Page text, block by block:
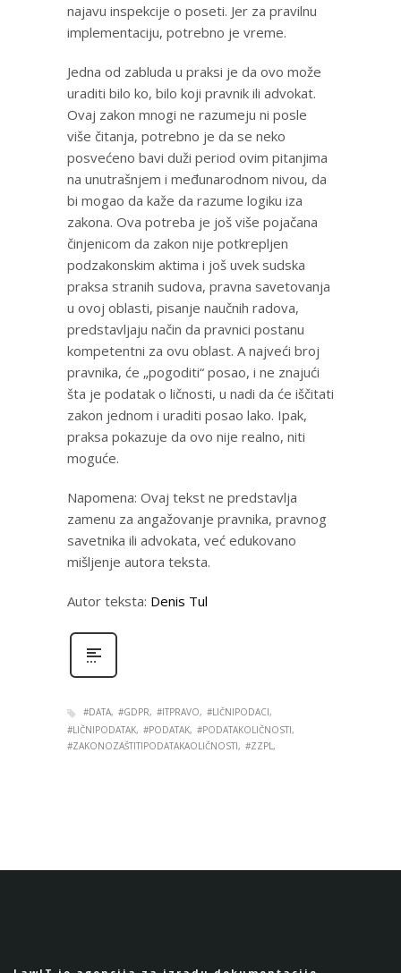
najavu inspekcije o poseti. Jer za pravilnu
implementaciju, potrebno je vreme.
Jedna od zabluda u praksi je da ovo može
uraditi bilo ko, bilo koji pravnik ili advokat.
Ovaj zakon mnogi ne razumeju ni posle
više čitanja, potrebno je da se neko
posvećeno bavi duži period ovim pitanjima
na unutrašnjem i međunarodnom nivou, da
bi mogao da kaže da razume logiku iza
zakona. Ova potreba je još više pojačana
činjenicom da zakon nije potkrepljen
podzakonskim aktima i još uvek sudska
praksa stranih sudova, pravna savetovanja
u ovoj oblasti, pisanje naučnih radova,
predstavljaju način da pravnici postanu
kompetentni za ovu oblast. A najveći broj
pravnika, će „pogoditi“ posao, i ne znajući
šta je podatak o ličnosti, u nadi da će iščitati
zakon jednom i uraditi posao lako. Ipak,
praksa pokazuje da ovo nije realno, niti
moguće.
Napomena: Ovaj tekst ne predstavlja
zamenu za angažovanje pravnika, pravnog
savetnika ili advokata, već edukovano
mišljenje autora teksta.
Autor teksta: Denis Tul
#DATA #GDPR #ITPRAVO
#LIČNIPODACI
#LIČNIPODATAK #PODATAK #PODATAKOLIČNOSTI
#ZAKONOZAŠTITIPODATAKAOLIČNOSTI
#ZZPL